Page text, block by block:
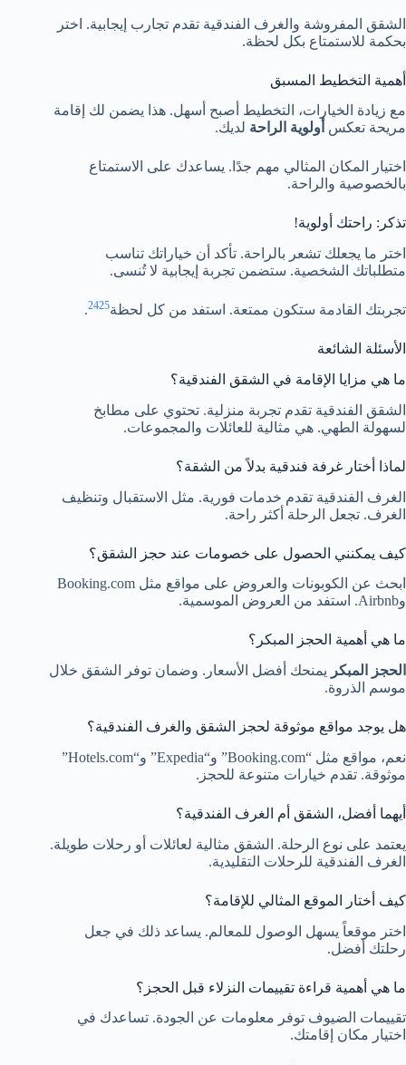
الشقق المفروشة والغرف الفندقية تقدم تجارب إيجابية. اختر
بحكمة للاستمتاع بكل لحظة.
أهمية التخطيط المسبق
مع زيادة الخيارات، التخطيط أصبح أسهل. هذا يضمن لك إقامة
مريحة تعكس أولوية الراحة لديك.
اختيار المكان المثالي مهم جدًا. يساعدك على الاستمتاع
بالخصوصية والراحة.
تذكر: راحتك أولوية!
اختر ما يجعلك تشعر بالراحة. تأكد أن خياراتك تناسب
متطلباتك الشخصية. ستضمن تجربة إيجابية لا تُنسى.
تجربتك القادمة ستكون ممتعة. استفد من كل لحظة 2425
.
الأسئلة الشائعة
ما هي مزايا الإقامة في الشقق الفندقية؟
الشقق الفندقية تقدم تجربة منزلية. تحتوي على مطابخ
لسهولة الطهي. هي مثالية للعائلات والمجموعات.
لماذا أختار غرفة فندقية بدلاً من الشقة؟
الغرف الفندقية تقدم خدمات فورية. مثل الاستقبال وتنظيف
الغرف. تجعل الرحلة أكثر راحة.
كيف يمكنني الحصول على خصومات عند حجز الشقق؟
ابحث عن الكوبونات والعروض على مواقع مثل Booking.com
وAirbnb. استفد من العروض الموسمية.
ما هي أهمية الحجز المبكر؟
الحجز المبكر يمنحك أفضل الأسعار. وضمان توفر الشقق خلال
موسم الذروة.
هل يوجد مواقع موثوقة لحجز الشقق والغرف الفندقية؟
نعم، مواقع مثل “Booking.com” و“Expedia” و“Hotels.com”
موثوقة. تقدم خيارات متنوعة للحجز.
أيهما أفضل، الشقق أم الغرف الفندقية؟
يعتمد على نوع الرحلة. الشقق مثالية لعائلات أو رحلات طويلة.
الغرف الفندقية للرحلات التقليدية.
كيف أختار الموقع المثالي للإقامة؟
اختر موقعاً يسهل الوصول للمعالم. يساعد ذلك في جعل
رحلتك أفضل.
ما هي أهمية قراءة تقييمات النزلاء قبل الحجز؟
تقييمات الضيوف توفر معلومات عن الجودة. تساعدك في
اختيار مكان إقامتك.